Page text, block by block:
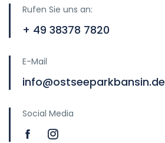
Rufen Sie uns an:
+ 49 38378 7820
E-Mail
info@ostseeparkbansin.de
Social Media